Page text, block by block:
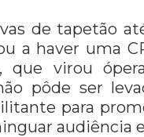
de tapetão
a haver uma
que virou
pôde ser
para
audiência